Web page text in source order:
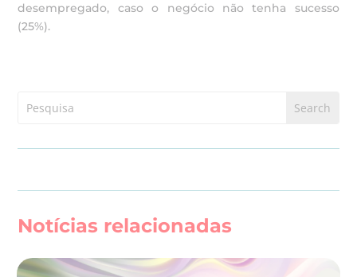
desempregado, caso o negócio não tenha sucesso
(25%).
Notícias relacionadas